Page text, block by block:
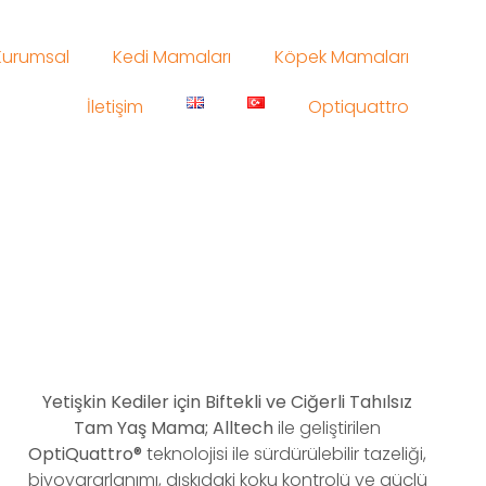
Kedi Mamaları
Köpek Mamaları
İletişim
Optiquattro
Yetişkin Kediler için Biftekli ve Ciğerli Tahılsız
Tam Yaş Mama; Alltechile geliştirilen
OptiQuattro® teknolojisi ile sürdürülebilir tazeliği,
biyoyararlanımı, dışkıdaki koku kontrolü ve güçlü